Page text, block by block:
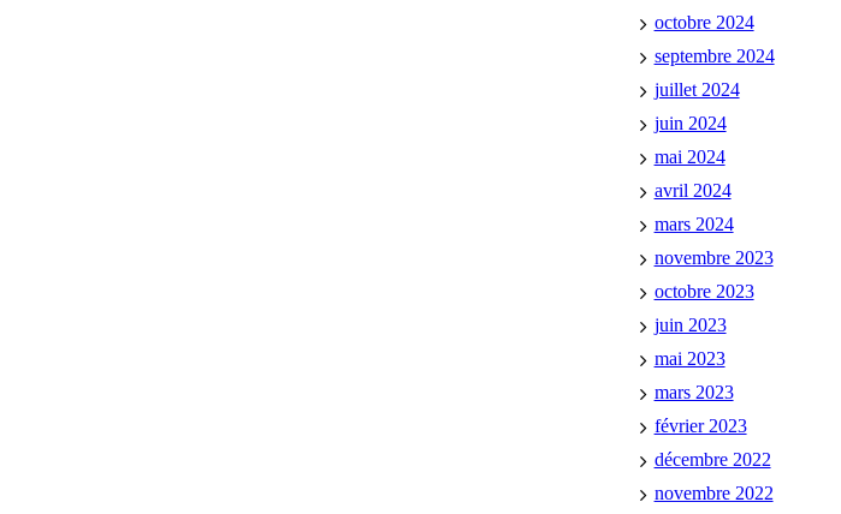
octobre 2024
septembre 2024
juillet 2024
juin 2024
mai 2024
avril 2024
mars 2024
novembre 2023
octobre 2023
juin 2023
mai 2023
mars 2023
février 2023
décembre 2022
novembre 2022